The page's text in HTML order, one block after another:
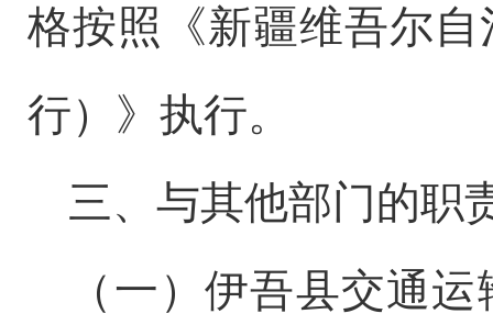
格按照《新疆维吾尔
行）》执行。
三、与其他部门的职
（一）伊吾县交通运